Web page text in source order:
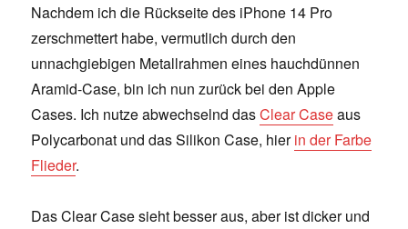
Nachdem ich die Rückseite des iPhone 14 Pro
zerschmettert habe, vermutlich durch den
unnachgiebigen Metallrahmen eines hauchdünnen
Aramid-Case, bin ich nun zurück bei den Apple
Cases. Ich nutze abwechselnd dasClear Caseaus
Polycarbonat und das Silikon Case, hierin der Farbe
Flieder.
Das Clear Case sieht besser aus, aber ist dicker und